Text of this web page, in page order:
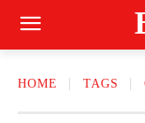
HOME TAGS